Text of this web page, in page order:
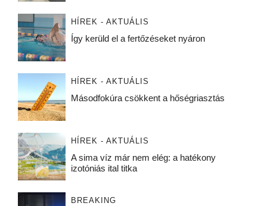
HÍREK - AKTUÁLIS
Így kerüld el a fertőzéseket nyáron
HÍREK - AKTUÁLIS
Másodfokúra csökkent a hőségriasztás
HÍREK - AKTUÁLIS
A sima víz már nem elég: a hatékony
izotóniás ital titka
BREAKING